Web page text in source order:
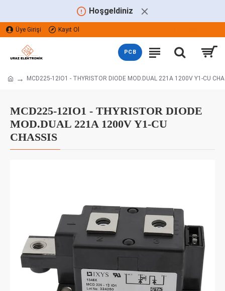
Hoşgeldiniz
Üye Girişi Kayıt Ol
PCB
MCD225-12IO1 - THYRISTOR DIODE MOD.DUAL 221A 1200V Y1-CU
MCD225-12IO1 - THYRISTOR DIODE
MOD.DUAL 221A 1200V Y1-CU
CHASSIS